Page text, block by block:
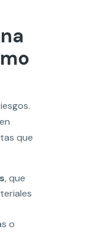
que
, que
o